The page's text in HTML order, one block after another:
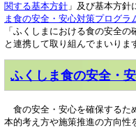
関する基本方針 」及び基本方針
ま食の安全・安心対策プログラ
「ふくしまにおける食の安全
と連携して取り組んでまいりま
ふくしま食の安全・
食の安全・安心を確保するた
本的考え方や施策推進の方向性